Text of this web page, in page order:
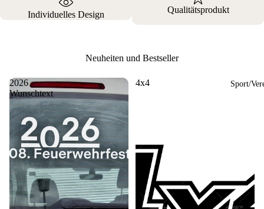
Sport/
Individuelles Design Qualitätsprodukt
Neuheiten und Bestseller
2026
Wunschtext
4x4